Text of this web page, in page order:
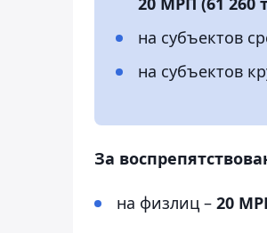
на субъектов
на субъектов
За
на физлиц – 20